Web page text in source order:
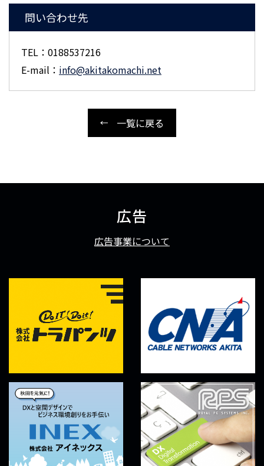
問い合わせ先
TEL：0188537216
E-mail： info@akitakomachi.net
一覧に戻る
広告
広告事業について